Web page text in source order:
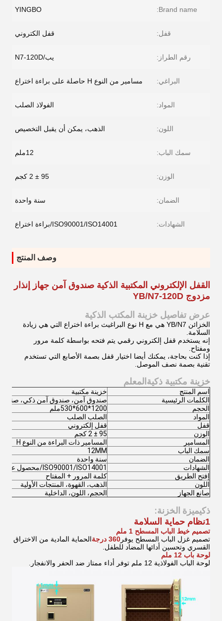
Brand name:
YINGBO
قفل: قفل الكتروني
رقم الطراز: يب/N7-120D
البراغي: مسامير من النوع H حاصلة على براءة اختراع
المواد: الفولاذ الصلب
اللون: الذهب، يمكن أن يقبل التخصيص
سمك الباب: 12ملم
الوزن: 95 ± 2 كجم
الضمان: سنة واحدة
الشهادات: ISO90001/ISO14001/براءة اختراع
وصف المنتج
القفل الإلكتروني المكتبية الذكية صندوق آمن جهاز إنذار
مزدوج YB/N7-120D
عرض تفاصيل خزينة المكتب الذكية
الخزائن YB/N7 هي مع H نوع البراغيث براءة اختراع التي هي زيادة
السلامة.
إنه يستخدم قفل إلكتروني رقمي يتم فتحه بواسطة كلمة مرور
ومفتاح.
إذا كنت بحاجة، يمكنك أيضا اختيار قفل بصمة الأصابع التي تستخدم
تقنية بصمة نصف الموصل.
خزينة مكتبية ذكية المعلم
اسم المنتج
خزينة مكتبية
الكلمات الرئيسية
صندوق آمن، صندوق آمن ذكي،
الحجم
1200*600*530
ملم
المواد
الصلب الصلب
قفل
قفل إلكتروني
الوزن
95 ± 2 كجم
المسامير
المسامير ذات البراءة من النوع H
سمك الباب
12MM
الضمان
سنة واحدة
الشهادات
ISO90001/ISO14001/محصول على براءة اختراع
إفتح الطريق
كلمة المرور + المفتاح
اللون
الذهب، القهوة، المنتجات الأولية
صانع الجهاز
الحجم، اللون، الداخلية
ذكيميزة الخزنة:
1نظام حماية السلامة
تصميم خيط الباب المسطح 1 ملم
تصميم غزل الباب المسطح يوفر 360 درجة
الحماية المادية من الاختراق
القسري وتحسين أدائها المضاد للطفل.
لوحة باب 12 ملم
لوحة الباب الفولاذية 12 ملم توفر أداء ممتاز ضد الحفر والانفجار.